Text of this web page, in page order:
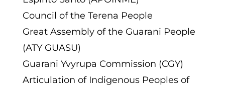
Council of the Terena People
Great Assembly of the Guarani People
(ATY GUASU)
Guarani Yvyrupa Commission (CGY)
Articulation of Indigenous Peoples of